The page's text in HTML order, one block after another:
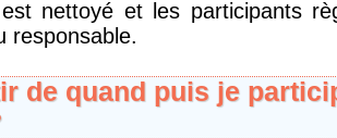
nettoyé et les participants
responsable.
de quand puis je